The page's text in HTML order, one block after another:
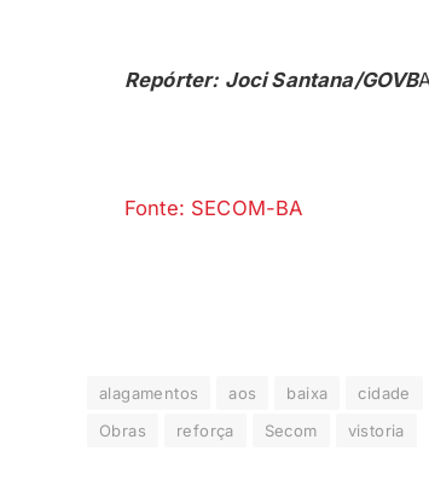
Repórter: Joci Santana/GOVB
Fonte: SECOM-BA
alagamentos aos baixa cidade
Obras
reforça Secom vistoria